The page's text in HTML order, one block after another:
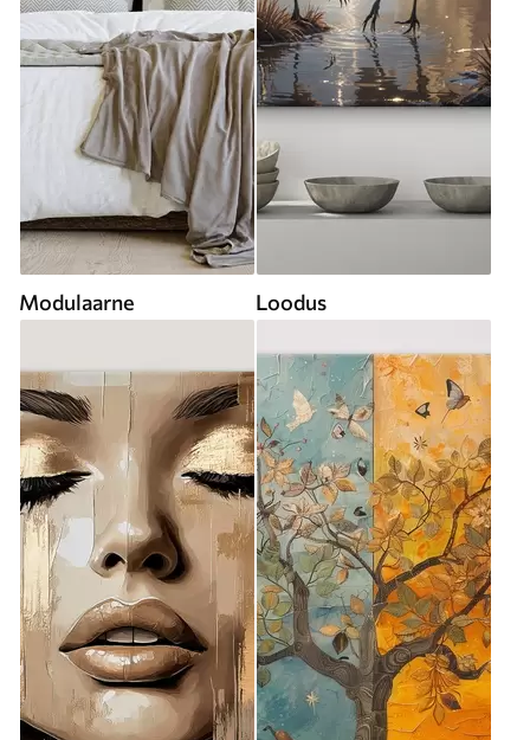
Modulaarne Loodus